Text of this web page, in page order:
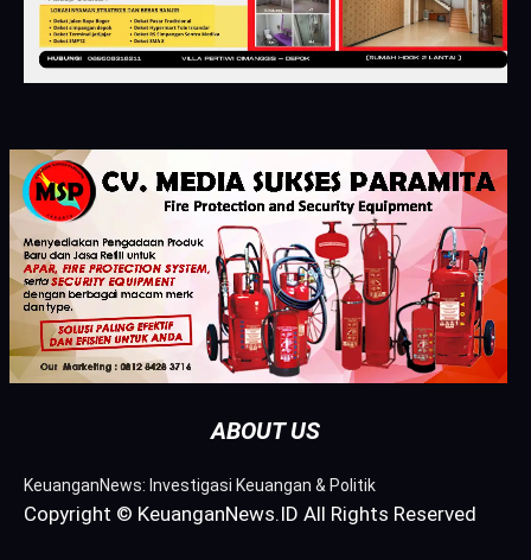
ABOUT US
KeuanganNews: Investigasi Keuangan & Politik
Copyright © KeuanganNews.ID All Rights Reserved